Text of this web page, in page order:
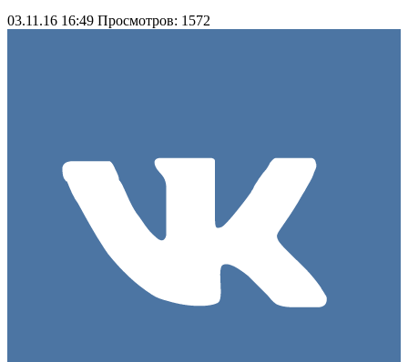
03.11.16 16:49 Просмотров: 1572